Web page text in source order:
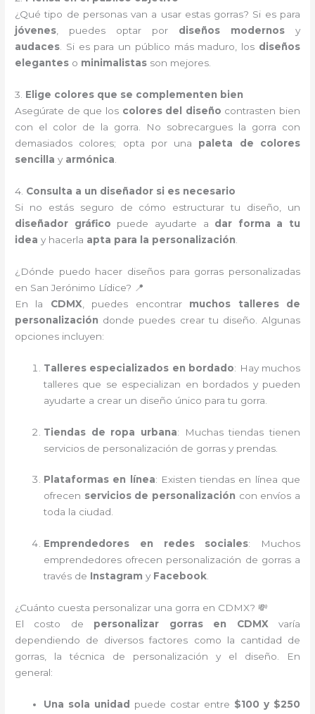
¿Qué tipo de personas van a usar estas gorras? Si es para
jóvenes , puedes optar por diseños modernosy
audaces . Si es para un público más maduro, los diseños
elegantes o minimalistas son mejores.
3. Elige colores que se complementen bien
Asegúrate de que los colores del diseño contrasten bien
con el color de la gorra. No sobrecargues la gorra con
demasiados colores; opta por una paleta de colores
sencilla y armónica
4. Consulta a un diseñador si es necesario
Si no estás seguro de cómo estructurar tu diseño, un
diseñador gráfico puede ayudarte a dar forma a tu
idea y hacerla apta para la personalización
¿Dónde puedo hacer diseños para gorras personalizadas
en San Jerónimo Lídice? 📍
En la CDMX , puedes encontrar muchos talleres de
personalización donde puedes crear tu diseño. Algunas
opciones incluyen:
Talleres especializados en bordado: Hay muchos
talleres que se especializan en bordados y pueden
ayudarte a crear un diseño único para tu gorra.
Tiendas de ropa urbana: Muchas tiendas tienen
servicios de personalización de gorras y prendas.
Plataformas en línea: Existen tiendas en línea que
ofrecen servicios de personalización con envíos a
toda la ciudad.
Emprendedores en redes sociales: Muchos
emprendedores ofrecen personalización de gorras a
través de Instagram y Facebook.
¿Cuánto cuesta personalizar una gorra en CDMX? 💸
El costo de personalizar gorras en CDMX varía
dependiendo de diversos factores como la cantidad de
gorras, la técnica de personalización y el diseño. En
general:
Una sola unidad puede costar entre $100 y $250